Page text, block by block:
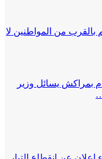
من المواطنين لا
بمراكش يسائل وزير